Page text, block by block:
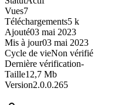
Vues7
Téléchargements5 k
Ajouté03 mai 2023
Mis à jour03 mai 2023
Cycle de vieNon vérifié
Dernière vérification-
Taille12,7 Mb
Version2.0.0.265